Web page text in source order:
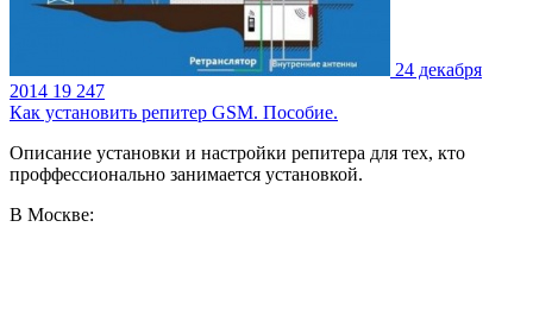
24 декабря
2014 19 247
Как установить репитер GSM. Пособие.
Описание установки и настройки репитера для тех, кто
проффессионально занимается установкой.
В Москве: